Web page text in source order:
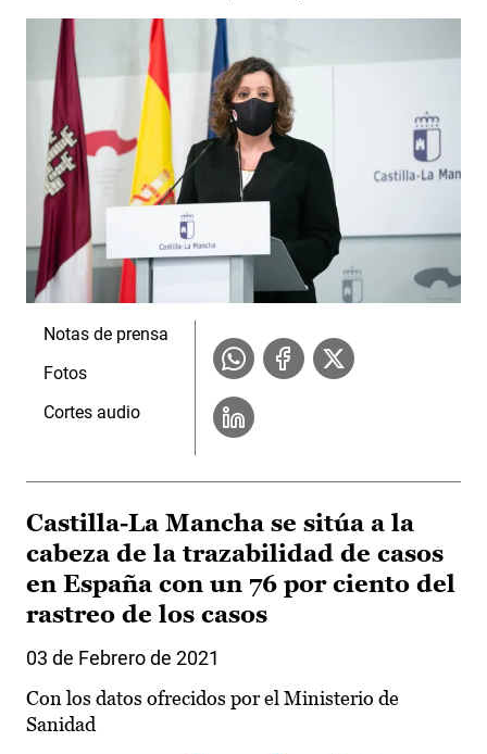
Notas de prensa
Fotos
Cortes audio
Castilla-La Mancha se sitúa a la
cabeza de la trazabilidad de casos
en España con un 76 por ciento del
rastreo de los casos
03 de Febrero de 2021
Con los datos ofrecidos por el Ministerio de
Sanidad